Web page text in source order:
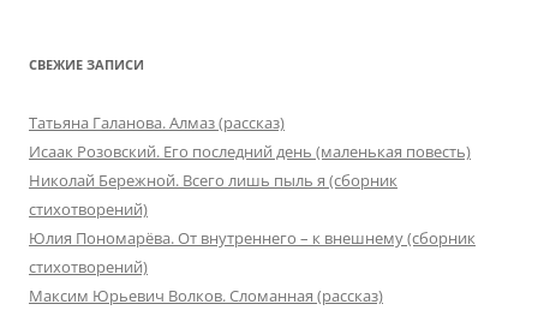
СВЕЖИЕ ЗАПИСИ
Татьяна Галанова. Алмаз (рассказ)
Исаак Розовский. Его последний день (маленькая повесть)
Николай Бережной. Всего лишь пыль я (сборник
стихотворений)
Юлия Пономарёва. От внутреннего – к внешнему (сборник
стихотворений)
Максим Юрьевич Волков. Сломанная (рассказ)